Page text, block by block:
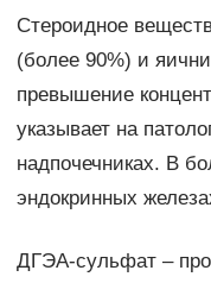
Стероидное
(более 90%) и
превышение
указывает на
надпочечниках. В
эндокринных
ДГЭА-сульфат –